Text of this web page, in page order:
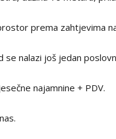
prema zahtjevima
nalazi još jedan
najamnine + PDV.